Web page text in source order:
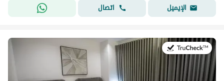
الإيميل
اتصال
في:19 يوليو 2026